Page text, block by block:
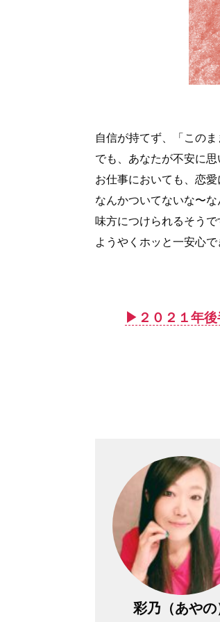
自信が持てず、「この
でも、あなたが不安に
お仕事においても、恋
なんかついてないな〜
味方につけられるそうで
ようやくホッと一安心
▶︎２０２１年後
彩乃（あやの